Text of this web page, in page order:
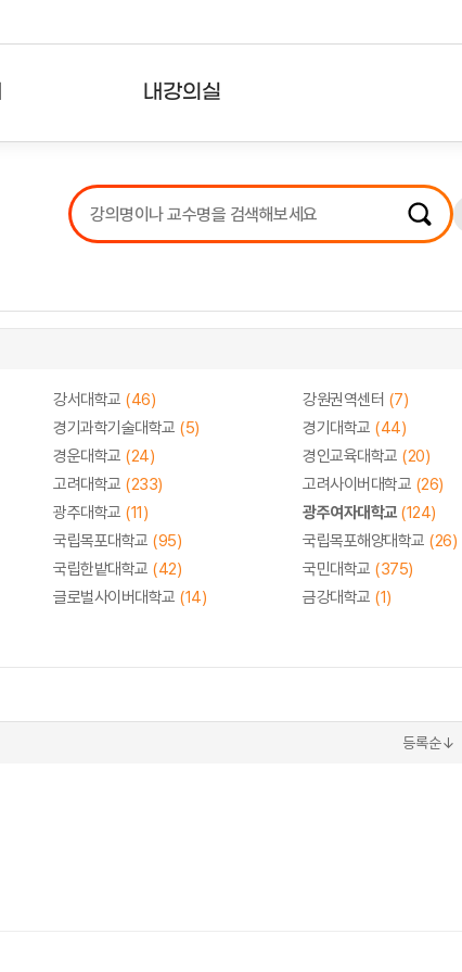
내강의실
강의리스트
수강확인증강의
강서대학교 (46) 강원권역센터 (7)
경기과학기술대학교 (5) 경기대학교 (44)
경운대학교 (24) 경인교육대학교 (20)
고려대학교 (233) 고려사이버대학교 (26)
광주대학교 (11) 광주여자대학교(124)
국립목포대학교 (95) 국립목포해양대학교 (26)
국립한밭대학교 (42) 국민대학교 (375)
글로벌사이버대학교 (14) 금강대학교 (1)
등록순↓